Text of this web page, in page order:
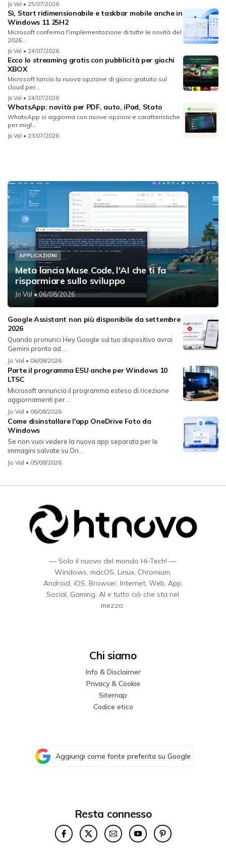
Jo Val • 25/07/2026
Sì, Start ridimensionabile e taskbar mobile anche in
Windows 11 25H2
Microsoft conferma l'implementazione di tutte le novità del
2026...
Jo Val • 24/07/2026
Ecco lo streaming gratis con pubblicità per giochi
XBOX
Microsoft lancia la nuova opzione di gioco gratuito sul
cloud per...
Jo Val • 24/07/2026
WhatsApp: novità per PDF, auto, iPad, Stato
WhatsApp si aggiorna con nuove opzioni e caratteristiche
per migl...
Jo Val • 23/07/2026
APPLICAZIONI
Meta lancia Muse Code, l'AI che ti fa
risparmiare sullo sviluppo
Jo Val • 06/08/2026
Google Assistant non più disponibile da settembre
2026
Quando pronunci Hey Google sul tuo dispositivo avrai
Gemini pronto ad...
Jo Val • 06/08/2026
Parte il programma ESU anche per Windows 10
LTSC
Microsoft annuncia il programma esteso di ricezione
aggiornamenti per...
Jo Val • 06/08/2026
Come disinstallare l'app OneDrive Foto da
Windows
Se non vuoi vedere la nuova app separata per le
immagini salvate su On...
Jo Val • 05/08/2026
— Solo il nuovo del mondo Hi-Tech! —
Windows, macOS, Linux, Chromium,
Android, iOS, Browser, Internet, Web, App,
Social, Gaming, AI e tutto ciò che sta nel
mezzo.
Chi siamo
Info & Disclaimer
Privacy & Cookie
Sitemap
Codice etico
Aggiungi come fonte preferita su Google
Resta connesso